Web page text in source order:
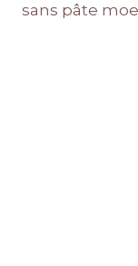
sans pâte